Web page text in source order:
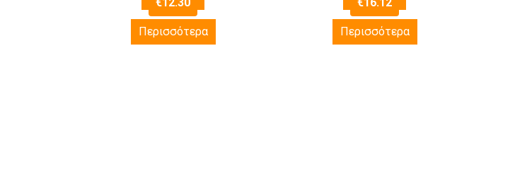
Περισσότερα Περισσότερα